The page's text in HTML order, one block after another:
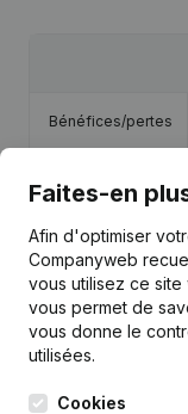
Bénéfices/pertes
Capitaux propres
Marge brute
Faites-en
Afin d'optimiser
Companyweb
vous utilisez ce site
vous permet de
vous donne le
utilisées.
Cookies